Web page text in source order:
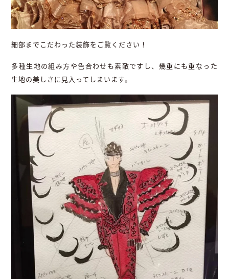
細部までこだわった装飾をご覧ください！
多種生地の組み方や色合わせも素敵ですし、幾重にも重なった
生地の美しさに見入ってしまいます。